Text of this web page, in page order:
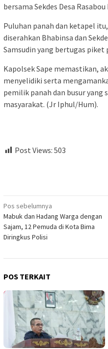
bersama Sekdes Desa Rasabou
Puluhan panah dan ketapel
diserahkan Bhabinsa dan
Samsudin yang bertugas piket
Kapolsek Sape memastikan,
menyelidiki serta
pemilik panah dan busur yang
masyarakat. (Jr Iphul/Hum).
Post Views: 503
Navigasi
pos
Pos sebelumnya
Mabuk dan Hadang Warga dengan
Sajam, 12 Pemuda di Kota Bima
Diringkus Polisi
POS TERKAIT